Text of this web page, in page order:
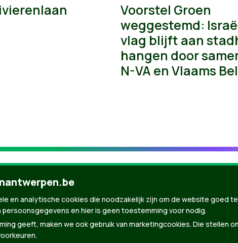
Voorstel Groen
weggestemd:
vlag blijft aan
hangen door
N-VA en Vlaams
en analytische cookies die noodzakelijk zijn om de website goed
en hier is geen toestemming voor nodig.
geeft, maken we ook gebruik van marketingcookies. Die stellen